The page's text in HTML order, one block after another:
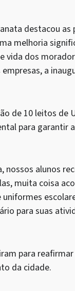
destacou
melhoria
vida dos
empresas, a
de 10 leitos
para garantir
nossos alunos
muita coisa
para suas
para
da cidade.